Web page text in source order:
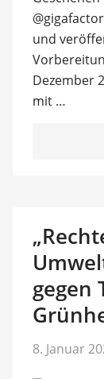
und
Dezember
mit …
gegen
8. Januar